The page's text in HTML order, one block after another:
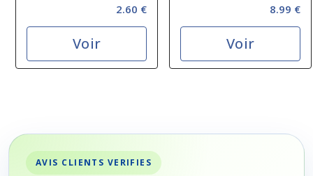
2.60 €
Voir
8.99 €
Voir
AVIS CLIENTS VERIFIES